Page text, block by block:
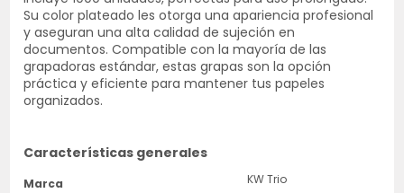
Su color plateado les otorga una apariencia profesional
y aseguran una alta calidad de sujeción en
documentos. Compatible con la mayoría de las
grapadoras estándar, estas grapas son la opción
práctica y eficiente para mantener tus papeles
organizados.
Características generales
Marca
KW Trio